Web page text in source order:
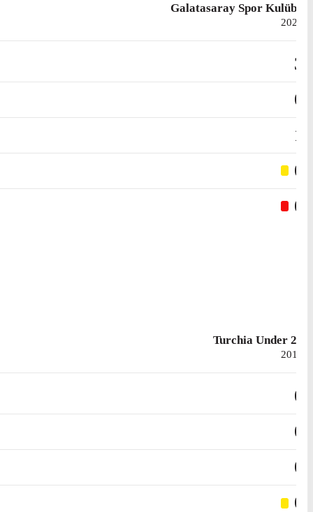
Galatasaray Spor Kulübü
2023
3
0
1
0
0
Turchia Under 21
2015
0
0
0
0